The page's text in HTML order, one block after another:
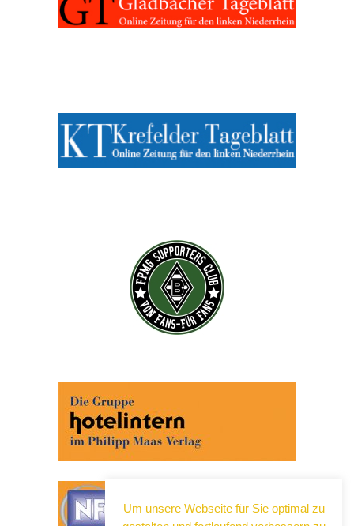
Um unsere Webseite für Sie optimal zu